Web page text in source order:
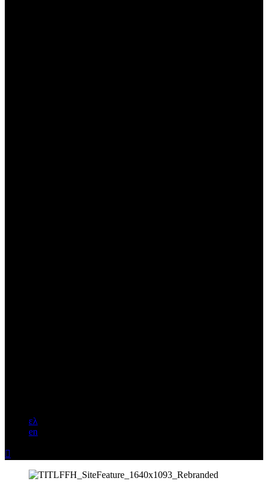
ελ
en
